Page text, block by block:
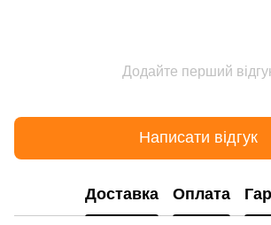
Додайте перший
Написати відгук
Доставка Оплата